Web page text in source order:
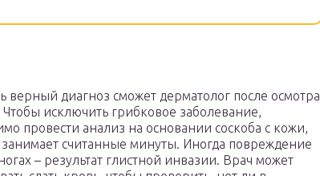
верный диагноз сможет дерматолог после осмотра
исключить грибковое заболевание,
провести анализ на основании соскоба с кожи,
считанные минуты. Иногда повреждение
– результат глистной инвазии. Врач может